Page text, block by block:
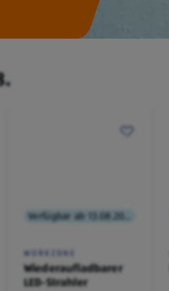
WORKZONE
Wiederaufladbarer
LED-Strahler